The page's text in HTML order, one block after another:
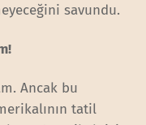
savundu.
Ancak bu
tatil